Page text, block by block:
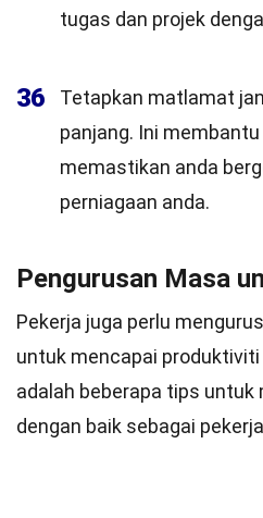
tugas dan projek
36
Tetapkan matlamat
panjang. Ini
memastikan anda
perniagaan anda.
Pengurusan Masa
Pekerja juga perlu
untuk mencapai
adalah beberapa tips untuk
dengan baik sebagai